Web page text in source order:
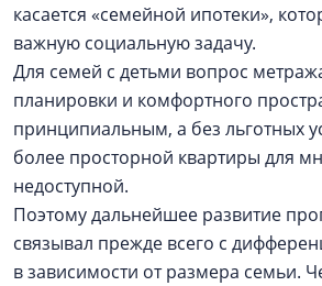
касается «семейной ипотеки»,
важную социальную задачу.
Для семей с детьми вопрос
планировки и комфортного
принципиальным, а без льготных
более просторной квартиры для
недоступной.
Поэтому дальнейшее развитие
связывал прежде всего с
в зависимости от размера семьи.